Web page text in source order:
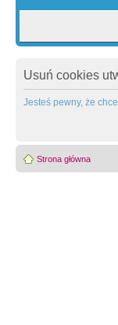
Usuń cookies
Jesteś pewny, że
Strona główna